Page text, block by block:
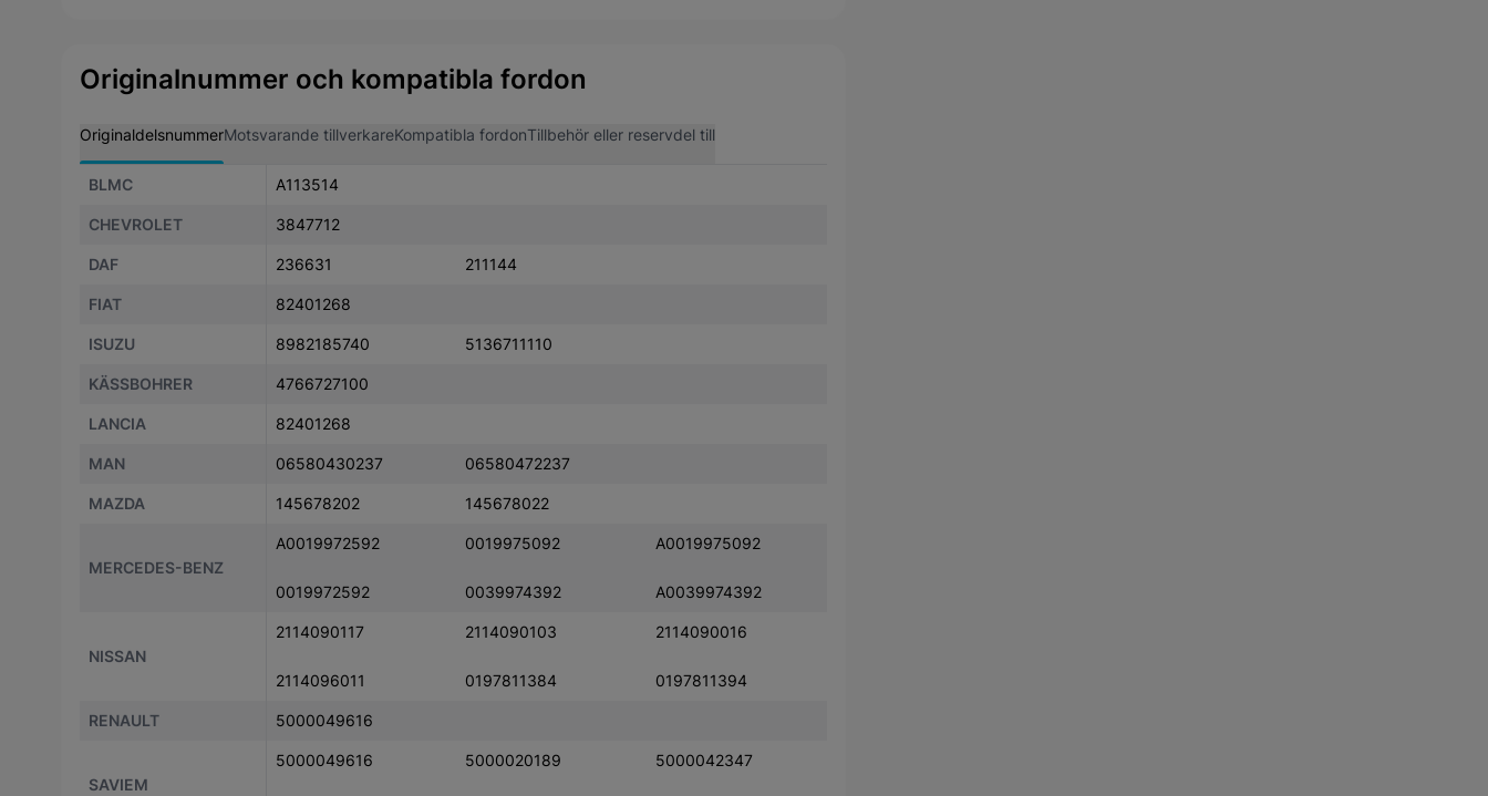
Originalnummer och kompatibla fordon
OriginaldelsnummerMotsvarande tillverkareKompatibla fordonTillbehör eller reservdel till
BLMC A113514
CHEVROLET 3847712
DAF 236631 211144
FIAT 82401268
ISUZU 8982185740 5136711110
KÄSSBOHRER 4766727100
LANCIA 82401268
MAN 06580430237 06580472237
MAZDA 145678202 145678022
MERCEDES-BENZ
A0019972592 0019975092 A0019975092
0019972592 0039974392 A0039974392
NISSAN
2114090117 2114090103 2114090016
2114096011 0197811384 0197811394
RENAULT 5000049616
SAVIEM
5000049616 5000020189 5000042347